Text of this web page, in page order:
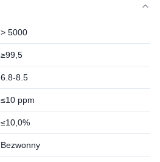
> 5000
≥99,5
6.8-8.5
≤10 ppm
≤10,0%
Bezwonny